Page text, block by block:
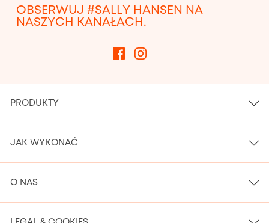
OBSERWUJ #SALLY HANSEN NA
NASZYCH KANAŁACH.
PRODUKTY
JAK WYKONAĆ
O NAS